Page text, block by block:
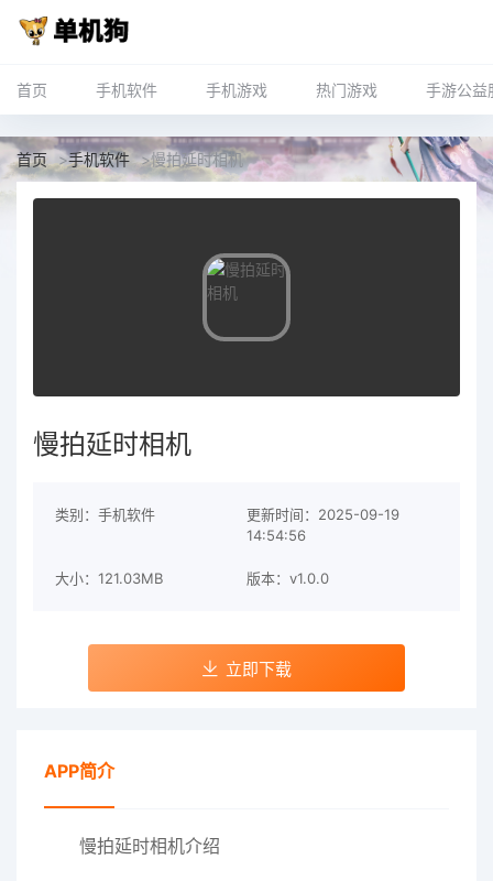
首页 手机软件 手机游戏 热门游戏 手游公益
首页 >手机软件 >慢拍延时相机
慢拍延时相机
类别：手机软件
更新时间：2025-09-19
14:54:56
大小：121.03MB 版本：v1.0.0
立即下载
APP简介
慢拍延时相机介绍